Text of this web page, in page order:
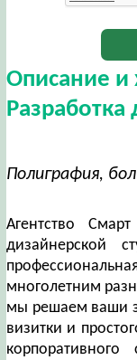
Описание и
Разработка
Полиграфия,
Агентство
дизайнерской
многолетним
мы решаем ваши
визитки и